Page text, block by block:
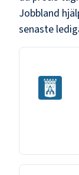
Jobbland
senaste